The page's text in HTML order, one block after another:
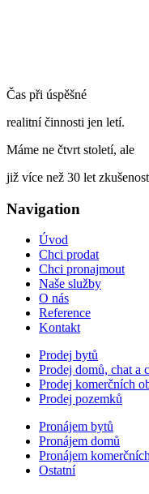
Čas při úspěšné
realitní činnosti jen letí.
Máme ne čtvrt století, ale
již více než 30 let
Navigation
Úvod
Chci prodat
Chci pronajmout
Naše služby
O nás
Reference
Kontakt
Prodej bytů
Prodej domů, chat a
Prodej komerčních
Prodej pozemků
Pronájem bytů
Pronájem domů
Pronájem
Ostatní